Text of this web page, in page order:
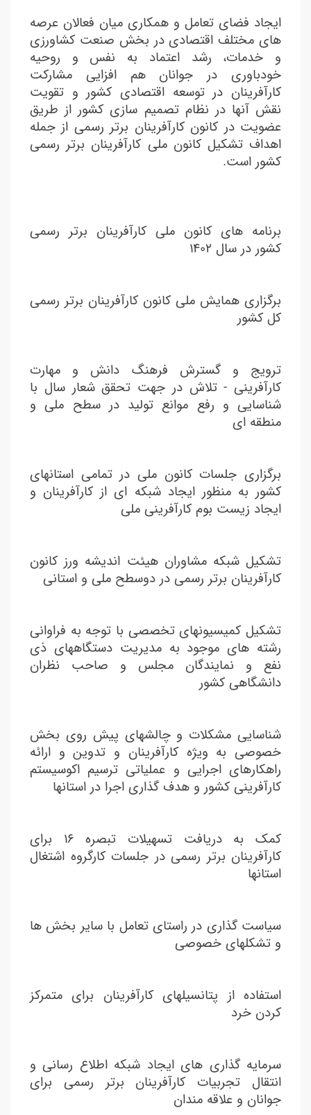
ایجاد فضای تعامل و همکاری میان فعالان عرصه
های مختلف اقتصادی در بخش صنعت کشاورزی
و خدمات، رشد اعتماد به نفس و روحیه
خودباوری در جوانان هم افزایی مشارکت
کارآفرینان در توسعه اقتصادی کشور و تقویت
نقش آنها در نظام تصمیم سازی کشور از طریق
عضویت در کانون کارآفرینان برتر رسمی از جمله
اهداف تشکیل کانون ملی کارآفرینان برتر رسمی
کشور است.
برنامه های کانون ملی کارآفرینان برتر رسمی
کشور در سال ۱۴۰۲
برگزاری همایش ملی کانون کارآفرینان برتر رسمی
کل کشور
ترویج و گسترش فرهنگ دانش و مهارت
کارآفرینی - تلاش در جهت تحقق شعار سال با
شناسایی و رفع موانع تولید در سطح ملی و
منطقه ای
برگزاری جلسات کانون ملی در تمامی استانهای
کشور به منظور ایجاد شبکه ای از کارآفرینان و
ایجاد زیست بوم کارآفرینی ملی
تشکیل شبکه مشاوران هیئت اندیشه ورز کانون
کارآفرینان برتر رسمی در دوسطح ملی و استانی
تشکیل کمیسیونهای تخصصی با توجه به فراوانی
رشته های موجود به مدیریت دستگاههای ذی
نفع و نمایندگان مجلس و صاحب نظران
دانشگاهی کشور
شناسایی مشکلات و چالشهای پیش روی بخش
خصوصی به ویژه کارآفرینان و تدوین و ارائه
راهکارهای اجرایی و عملیاتی ترسیم اکوسیستم
کارآفرینی کشور و هدف گذاری اجرا در استانها
کمک به دریافت تسهیلات تبصره ۱۶ برای
کارآفرینان برتر رسمی در جلسات کارگروه اشتغال
استانها
سیاست گذاری در راستای تعامل با سایر بخش ها
و تشکلهای خصوصی
استفاده از پتانسیلهای کارآفرینان برای متمرکز
کردن خرد
سرمایه گذاری های ایجاد شبکه اطلاع رسانی و
انتقال تجربیات کارآفرینان برتر رسمی برای
جوانان و علاقه مندان